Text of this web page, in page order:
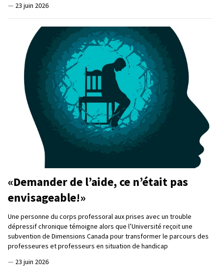
— 23 juin 2026
«Demander de l’aide, ce n’était pas
envisageable!»
Une personne du corps professoral aux prises avec un trouble
dépressif chronique témoigne alors que l’Université reçoit une
subvention de Dimensions Canada pour transformer le parcours des
professeures et professeurs en situation de handicap
— 23 juin 2026